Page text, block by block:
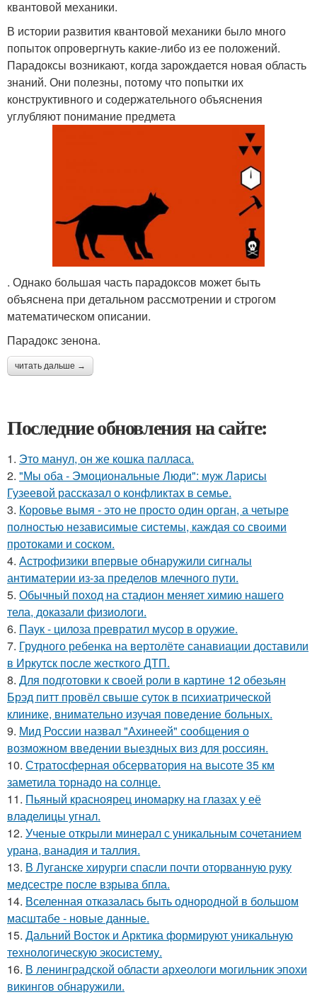
квантовой механики.
В истории развития квантовой механики было много
попыток опровергнуть какие-либо из ее положений.
Парадоксы возникают, когда зарождается новая область
знаний. Они полезны, потому что попытки их
конструктивного и содержательного объяснения
углубляют понимание предмета
. Однако большая часть парадоксов может быть
объяснена при детальном рассмотрении и строгом
математическом описании.
Парадокс зенона.
читать дальше →
Последние обновления на сайте:
1. Это манул, он же кошка палласа.
2. "Мы оба - Эмоциональные Люди": муж Ларисы
Гузеевой рассказал о конфликтах в семье.
3. Коровье вымя - это не просто один орган, а четыре
полностью независимые системы, каждая со своими
протоками и соском.
4. Астрофизики впервые обнаружили сигналы
антиматерии из-за пределов млечного пути.
5. Обычный поход на стадион меняет химию нашего
тела, доказали физиологи.
6. Паук - цилоза превратил мусор в оружие.
7. Грудного ребенка на вертолёте санавиации доставили
в Иркутск после жесткого ДТП.
8. Для подготовки к своей роли в картине 12 обезьян
Брэд питт провёл свыше суток в психиатрической
клинике, внимательно изучая поведение больных.
9. Мид России назвал "Ахинеей" сообщения о
возможном введении выездных виз для россиян.
10. Стратосферная обсерватория на высоте 35 км
заметила торнадо на солнце.
11. Пьяный красноярец иномарку на глазах у её
владелицы угнал.
12. Ученые открыли минерал с уникальным сочетанием
урана, ванадия и таллия.
13. В Луганске хирурги спасли почти оторванную руку
медсестре после взрыва бпла.
14. Вселенная отказалась быть однородной в большом
масштабе - новые данные.
15. Дальний Восток и Арктика формируют уникальную
технологическую экосистему.
16. В ленинградской области археологи могильник эпохи
викингов обнаружили.